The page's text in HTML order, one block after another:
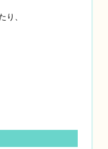
り、